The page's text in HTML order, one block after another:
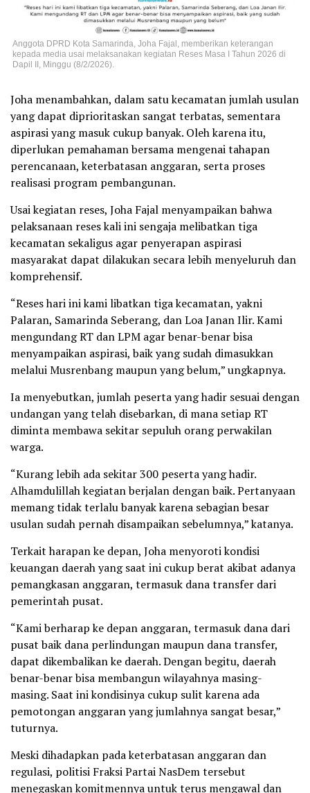
Anggota DPRD Kota Samarinda, Joha Fajal, memberikan keterangan
kepada media usai melaksanakan kegiatan Reses Masa I Tahun 2026 di
Dapil II, Minggu (8/2/2026).
Joha menambahkan, dalam satu kecamatan jumlah usulan
yang dapat diprioritaskan sangat terbatas, sementara
aspirasi yang masuk cukup banyak. Oleh karena itu,
diperlukan pemahaman bersama mengenai tahapan
perencanaan, keterbatasan anggaran, serta proses
realisasi program pembangunan.
Usai kegiatan reses, Joha Fajal menyampaikan bahwa
pelaksanaan reses kali ini sengaja melibatkan tiga
kecamatan sekaligus agar penyerapan aspirasi
masyarakat dapat dilakukan secara lebih menyeluruh dan
komprehensif.
“Reses hari ini kami libatkan tiga kecamatan, yakni
Palaran, Samarinda Seberang, dan Loa Janan Ilir. Kami
mengundang RT dan LPM agar benar-benar bisa
menyampaikan aspirasi, baik yang sudah dimasukkan
melalui Musrenbang maupun yang belum,” ungkapnya.
Ia menyebutkan, jumlah peserta yang hadir sesuai dengan
undangan yang telah disebarkan, di mana setiap RT
diminta membawa sekitar sepuluh orang perwakilan
warga.
“Kurang lebih ada sekitar 300 peserta yang hadir.
Alhamdulillah kegiatan berjalan dengan baik. Pertanyaan
memang tidak terlalu banyak karena sebagian besar
usulan sudah pernah disampaikan sebelumnya,” katanya.
Terkait harapan ke depan, Joha menyoroti kondisi
keuangan daerah yang saat ini cukup berat akibat adanya
pemangkasan anggaran, termasuk dana transfer dari
pemerintah pusat.
“Kami berharap ke depan anggaran, termasuk dana dari
pusat baik dana perlindungan maupun dana transfer,
dapat dikembalikan ke daerah. Dengan begitu, daerah
benar-benar bisa membangun wilayahnya masing-
masing. Saat ini kondisinya cukup sulit karena ada
pemotongan anggaran yang jumlahnya sangat besar,”
tuturnya.
Meski dihadapkan pada keterbatasan anggaran dan
regulasi, politisi Fraksi Partai NasDem tersebut
menegaskan komitmennya untuk terus mengawal dan